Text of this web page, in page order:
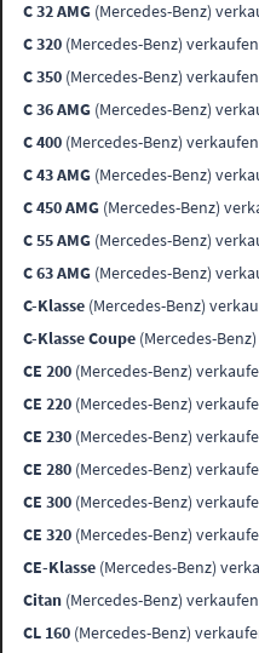
C 32 AMG (Mercedes-Benz)
C 320 (Mercedes-Benz) verkaufen
C 350 (Mercedes-Benz) verkaufen
C 36 AMG (Mercedes-Benz)
C 400 (Mercedes-Benz) verkaufen
C 43 AMG (Mercedes-Benz)
C 450 AMG (Mercedes-Benz)
C 55 AMG (Mercedes-Benz)
C 63 AMG (Mercedes-Benz)
C-Klasse (Mercedes-Benz)
C-Klasse Coupe (Mercedes-
CE 200 (Mercedes-Benz)
CE 220 (Mercedes-Benz)
CE 230 (Mercedes-Benz)
CE 280 (Mercedes-Benz)
CE 300 (Mercedes-Benz)
CE 320 (Mercedes-Benz)
CE-Klasse (Mercedes-Benz)
Citan (Mercedes-Benz) verkaufen
CL 160 (Mercedes-Benz)